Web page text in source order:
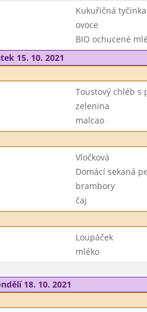
Kukuřičná tyčinka
ovoce
BIO ochucené
15. 10. 2021
Toustový chléb s
zelenina
malcao
Vločková
Domácí sekaná
brambory
čaj
Loupáček
mléko
18. 10. 2021